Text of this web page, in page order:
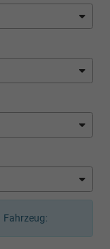
Fahrzeug: